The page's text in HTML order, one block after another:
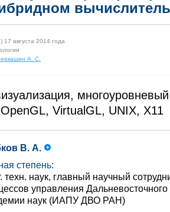
августа 2014 года
А. С.
VirtualGL, UNIX, X11
В. А.
степень:
техн. наук, главный научный
управления
наук (ИАПУ ДВО РАН)